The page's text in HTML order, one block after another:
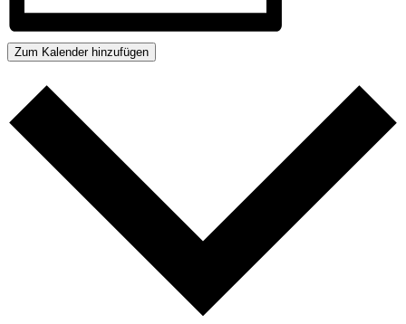
Zum Kalender hinzufügen